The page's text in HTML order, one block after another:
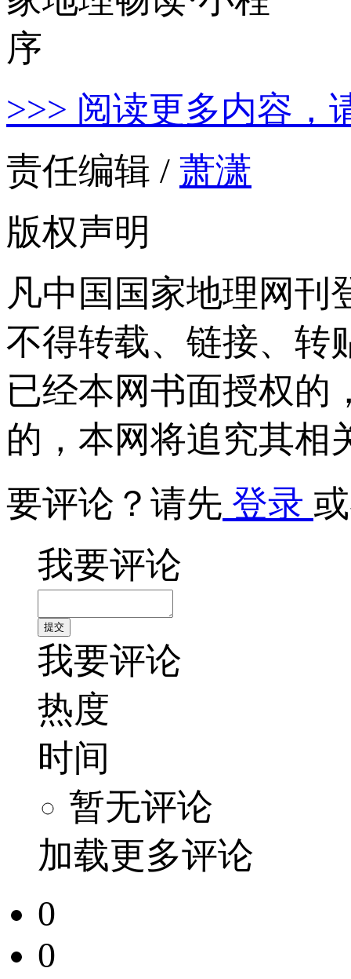
>>> 阅读更多内容，
责任编辑 / 萧潇
版权声明
凡中国国家地理网刊
不得转载、链接、转
已经本网书面授权的
的，本网将追究其相
要评论？请先 登录
我要评论
我要评论
热度
时间
暂无评论
加载更多评论
0
0